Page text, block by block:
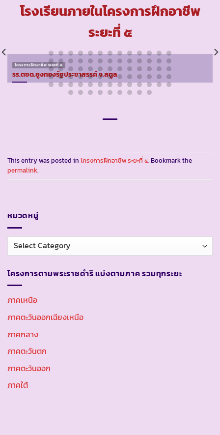
โรงเรียนภายในโครงการฝึกอาชีพ
ระยะที่ ๕
โครงการฝึกอาชีพ ระยะที่ ๕
รร.ตชด.ยูงทองรัฐประชาสรรค์ จ.สตูล
This entry was posted in โครงการฝึกอาชีพ ระยะที่ ๕. Bookmark the
permalink.
หมวดหมู่
หมวด
หมู่
โครงการตามพระราชดำริ แบ่งตามภาค รวมทุกระยะ
ภาคเหนือ
ภาคตะวันออกเฉียงเหนือ
ภาคกลาง
ภาคตะวันตก
ภาคตะวันออก
ภาคใต้